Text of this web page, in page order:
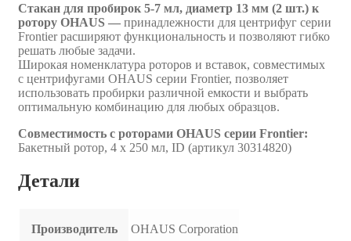
Стакан для пробирок 5-7 мл, диаметр 13 мм (2 шт.) к
ротору OHAUS — принадлежности для центрифуг серии
Frontier расширяют функциональность и позволяют гибко
решать любые задачи.
Широкая номенклатура роторов и вставок, совместимых
с центрифугами OHAUS серии Frontier, позволяет
использовать пробирки различной емкости и выбрать
оптимальную комбинацию для любых образцов.
Совместимость с роторами OHAUS серии Frontier:
Бакетный ротор, 4 x 250 мл, ID (артикул 30314820)
Детали
Производитель OHAUS Corporation